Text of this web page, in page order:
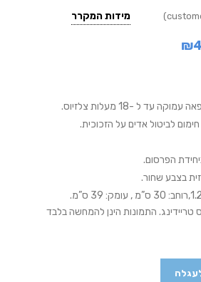
מידות המקרר
₪
לביטול אדים על הזכוכית.
הפרסום.
בצבע שחור.